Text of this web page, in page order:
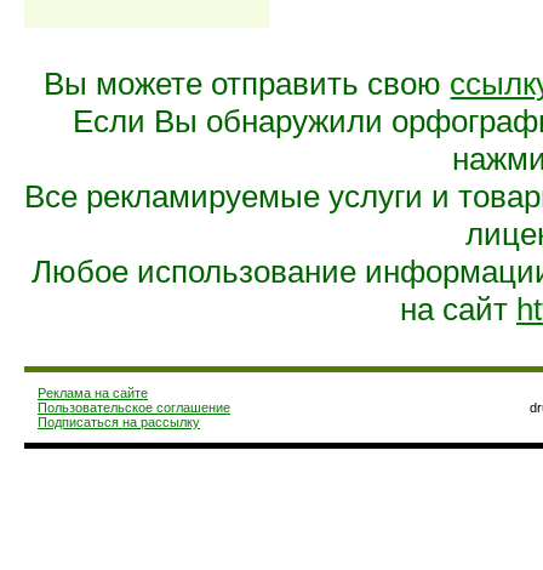
Вы можете отправить свою
Если Вы обнаружили
Все рекламируемые услуги и
Любое использование
на сайт
Реклама на сайте
Пользовательское соглашение
Подписаться на рассылку